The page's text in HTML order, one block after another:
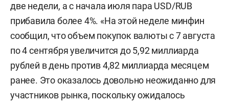
две недели, а с начала июля пара USD/RUB
прибавила более 4%. «На этой неделе минфин
сообщил, что объем покупок валюты с 7 августа
по 4 сентября увеличится до 5,92 миллиарда
рублей в день против 4,82 миллиарда месяцем
ранее. Это оказалось довольно неожиданно для
участников рынка, поскольку ожидалось